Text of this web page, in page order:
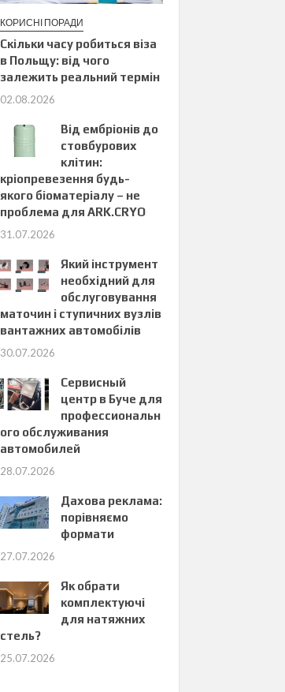
КОРИСНІ ПОРАДИ
Скільки часу робиться віза
в Польщу: від чого
залежить реальний термін
02.08.2026
Від ембріонів до
стовбурових
клітин:
кріопревезення будь-
якого біоматеріалу – не
проблема для ARK.CRYO
31.07.2026
Який інструмент
необхідний для
обслуговування
маточин і ступичних вузлів
вантажних автомобілів
30.07.2026
Сервисный
центр в Буче для
профессиональн
ого обслуживания
автомобилей
28.07.2026
Дахова реклама:
порівняємо
формати
27.07.2026
Як обрати
комплектуючі
для натяжних
стель?
25.07.2026